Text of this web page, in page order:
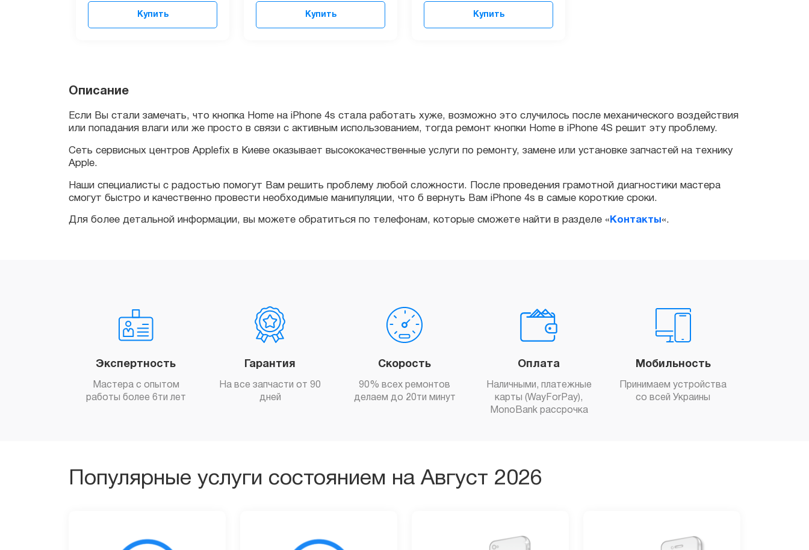
Купить Купить Купить
Описание
или попадания влаги или же просто в связи с активным использованием, тогда ремонт кнопки Home в iPhone 4S решит эту проблему.
Сеть сервисных центров Applefix в Киеве оказывает высококачественные услуги по ремонту, замене или установке запчастей на технику
Apple.
Наши специалисты с радостью помогут Вам решить проблему любой сложности. После проведения грамотной диагностики мастера
смогут быстро и качественно провести необходимые манипуляции, что б вернуть Вам iPhone 4s в самые короткие сроки.
Экспертность
Мастера с опытом
работы более 6ти лет
Гарантия
На все запчасти от 90
дней
Скорость
90% всех ремонтов
делаем до 20ти минут
Оплата
Наличными, платежные
карты (WayForPay),
MonoBank рассрочка
Мобильность
Принимаем устройства
со всей Украины
Популярные услуги состоянием на Август 2026